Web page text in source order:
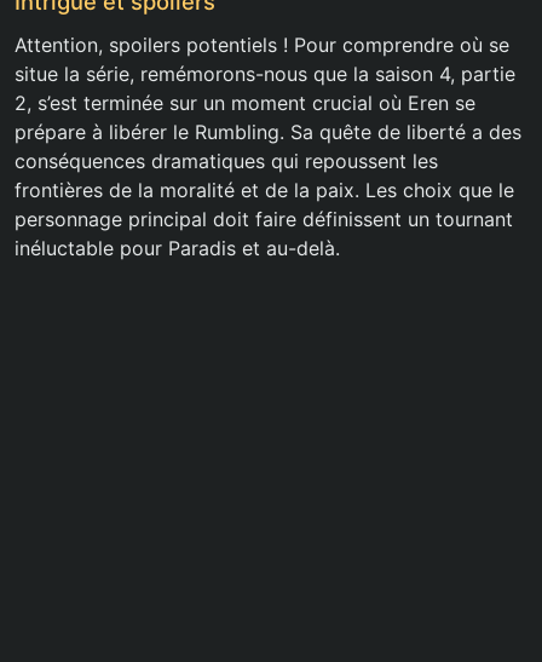
Attention, spoilers potentiels ! Pour comprendre où se
situe la série, remémorons-nous que la saison 4, partie
2, s’est terminée sur un moment crucial où Eren se
prépare à libérer le Rumbling. Sa quête de liberté a des
conséquences dramatiques qui repoussent les
frontières de la moralité et de la paix. Les choix que le
personnage principal doit faire définissent un tournant
inéluctable pour Paradis et au-delà.